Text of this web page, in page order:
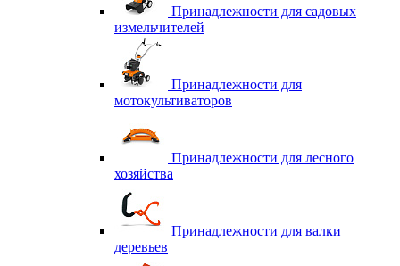
Принадлежности для садовых
измельчителей
Принадлежности для
мотокультиваторов
Принадлежности для лесного
хозяйства
Принадлежности для валки
деревьев